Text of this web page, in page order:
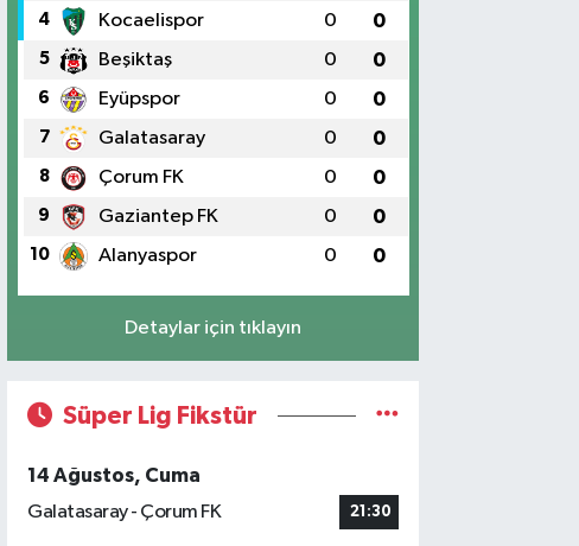
4 Kocaelispor 0 0
5 Beşiktaş 0 0
6 Eyüpspor 0 0
7 Galatasaray 0 0
8 Çorum FK 0 0
9 Gaziantep FK 0 0
10 Alanyaspor 0 0
Detaylar için tıklayın
Süper Lig Fikstür
14 Ağustos, Cuma
Galatasaray - Çorum FK
21:30